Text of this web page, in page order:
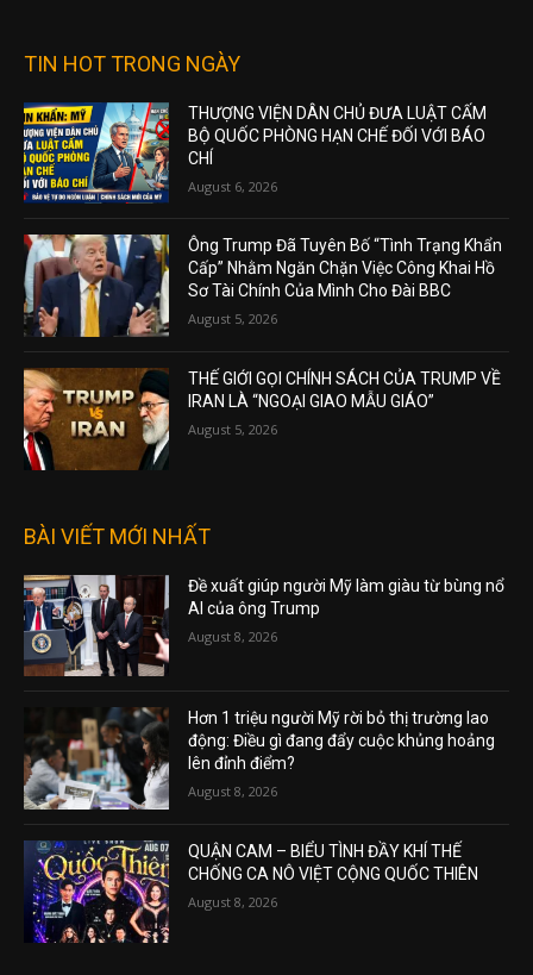
TIN HOT TRONG NGÀY
THƯỢNG VIỆN DÂN CHỦ ĐƯA LUẬT CẤM
BỘ QUỐC PHÒNG HẠN CHẾ ĐỐI VỚI BÁO
CHÍ
August 6, 2026
Ông Trump Đã Tuyên Bố “Tình Trạng Khẩn
Cấp” Nhằm Ngăn Chặn Việc Công Khai Hồ
Sơ Tài Chính Của Mình Cho Đài BBC
August 5, 2026
THẾ GIỚI GỌI CHÍNH SÁCH CỦA TRUMP VỀ
IRAN LÀ “NGOẠI GIAO MẪU GIÁO”
August 5, 2026
BÀI VIẾT MỚI NHẤT
Đề xuất giúp người Mỹ làm giàu từ bùng nổ
AI của ông Trump
August 8, 2026
Hơn 1 triệu người Mỹ rời bỏ thị trường lao
động: Điều gì đang đẩy cuộc khủng hoảng
lên đỉnh điểm?
August 8, 2026
QUẬN CAM – BIỂU TÌNH ĐẦY KHÍ THẾ
CHỐNG CA NÔ VIỆT CỘNG QUỐC THIÊN
August 8, 2026